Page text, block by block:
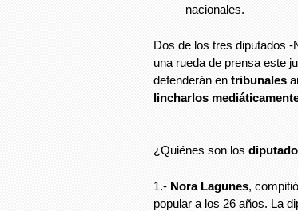
nacionales.
Dos de los tres diputados
una rueda de prensa este
defenderán en tribunales
lincharlos
¿Quiénes son los
1.- Nora Lagunes,
popular a los 26 años. La